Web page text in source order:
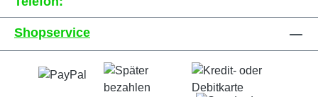
Shopservice